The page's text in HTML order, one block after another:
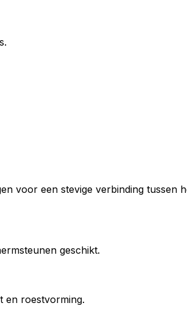
voor een stevige verbinding tussen
geschikt.
en roestvorming.